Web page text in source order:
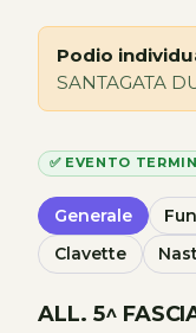
Podio
SANTAGATA
✅ EVENTO
Generale
Clavette
ALL. 5^